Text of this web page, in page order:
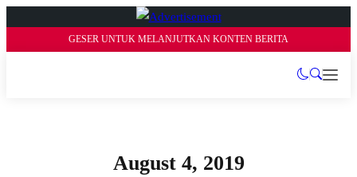
GESER UNTUK MELANJUTKAN KONTEN BERITA
August 4, 2019